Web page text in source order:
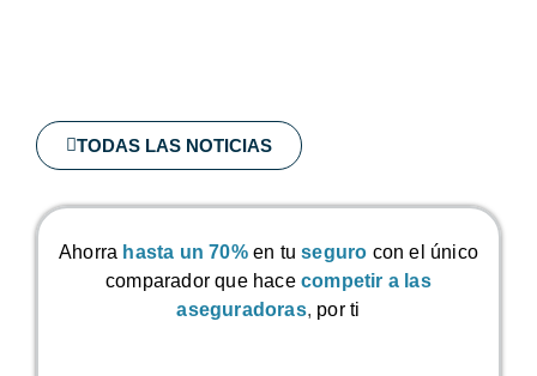
TODAS LAS NOTICIAS
Ahorra hasta un 70% en tuseguro con el único
comparador que hace competir a las
aseguradoras, por ti